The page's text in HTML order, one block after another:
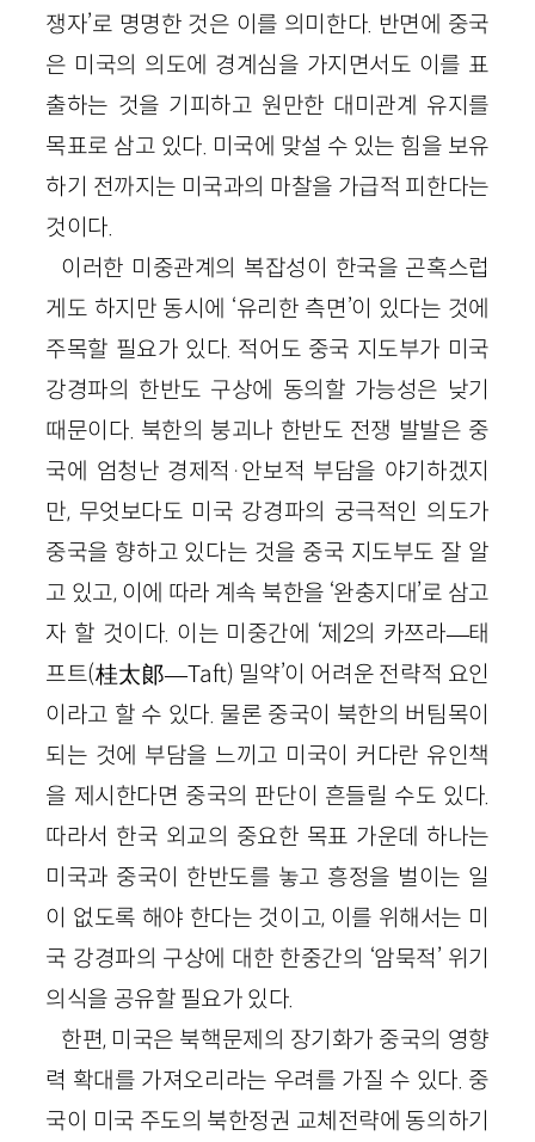
쟁자’로 명명한 것은 이를 의미한다. 반면에 중국
은 미국의 의도에 경계심을 가지면서도 이를 표
출하는 것을 기피하고 원만한 대미관계 유지를
목표로 삼고 있다. 미국에 맞설 수 있는 힘을 보유
하기 전까지는 미국과의 마찰을 가급적 피한다는
것이다.
이러한 미중관계의 복잡성이 한국을 곤혹스럽
게도 하지만 동시에 ‘유리한 측면’이 있다는 것에
주목할 필요가 있다. 적어도 중국 지도부가 미국
강경파의 한반도 구상에 동의할 가능성은 낮기
때문이다. 북한의 붕괴나 한반도 전쟁 발발은 중
국에 엄청난 경제적·안보적 부담을 야기하겠지
만, 무엇보다도 미국 강경파의 궁극적인 의도가
중국을 향하고 있다는 것을 중국 지도부도 잘 알
고 있고, 이에 따라 계속 북한을 ‘완충지대’로 삼고
자 할 것이다. 이는 미중간에 ‘제2의 카쯔라―태
프트(桂太郞―Taft) 밀약’이 어려운 전략적 요인
이라고 할 수 있다. 물론 중국이 북한의 버팀목이
되는 것에 부담을 느끼고 미국이 커다란 유인책
을 제시한다면 중국의 판단이 흔들릴 수도 있다.
따라서 한국 외교의 중요한 목표 가운데 하나는
미국과 중국이 한반도를 놓고 흥정을 벌이는 일
이 없도록 해야 한다는 것이고, 이를 위해서는 미
국 강경파의 구상에 대한 한중간의 ‘암묵적’ 위기
의식을 공유할 필요가 있다.
한편, 미국은 북핵문제의 장기화가 중국의 영향
력 확대를 가져오리라는 우려를 가질 수 있다. 중
국이 미국 주도의 북한정권 교체전략에 동의하기